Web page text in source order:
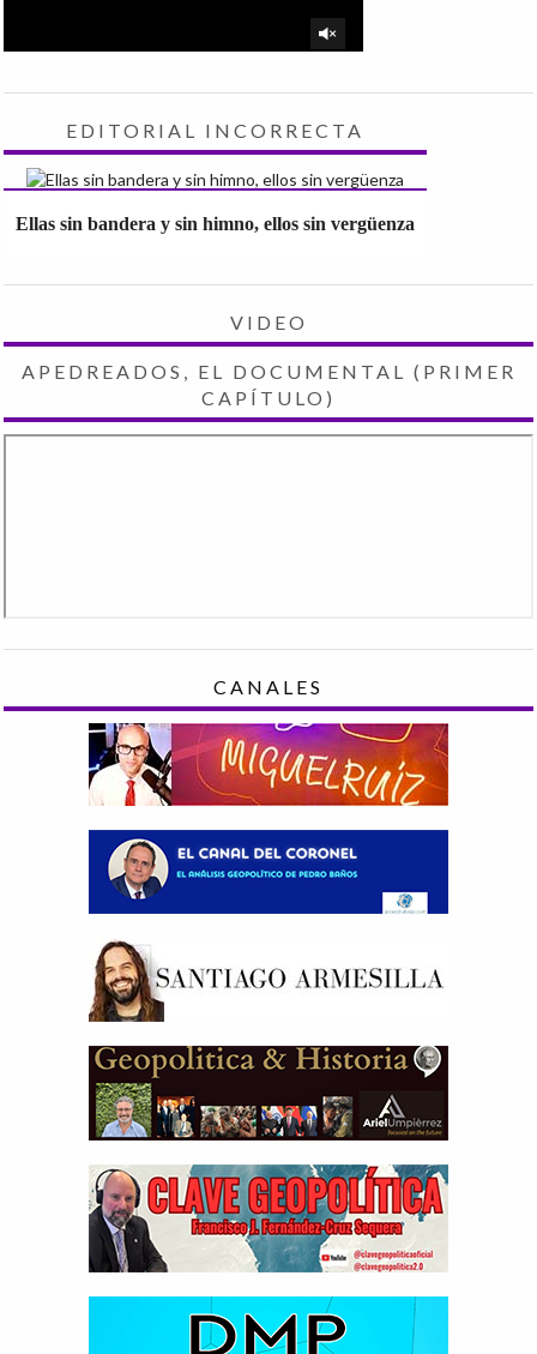
EDITORIAL INCORRECTA
Ellas sin bandera y sin himno, ellos sin vergüenza
VIDEO
APEDREADOS, EL DOCUMENTAL (PRIMER
CAPÍTULO)
CANALES